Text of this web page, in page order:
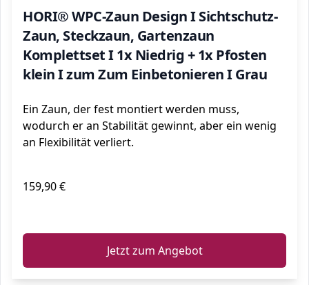
HORI® WPC-Zaun Design I Sichtschutz-
Zaun, Steckzaun, Gartenzaun
Komplettset I 1x Niedrig + 1x Pfosten
klein I zum Zum Einbetonieren I Grau
Ein Zaun, der fest montiert werden muss,
wodurch er an Stabilität gewinnt, aber ein wenig
an Flexibilität verliert.
159,90 €
Jetzt zum Angebot